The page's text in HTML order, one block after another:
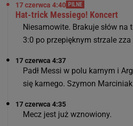
17 czerwca 4:40 PILNE
Hat-trick Messiego! Koncert
Niesamowite. Brakuje słów na
3:0 po przepięknym strzale
17 czerwca 4:37
Padł Messi w polu karnym i
się karnego. Szymon
17 czerwca 4:35
Mecz jest już wznowiony.